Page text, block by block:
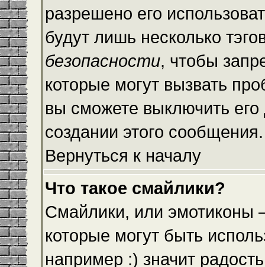
разрешено его
будут лишь несколько
безопасности, чтобы
которые могут вызвать
вы сможете выключить
создании этого сообщения.
Вернуться к началу
Что такое смайлики?
Смайлики, или эмотиконы
которые могут быть
например :) значит